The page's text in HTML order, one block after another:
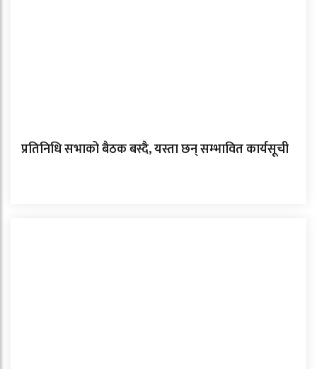
प्रतिनिधि सभाको बैठक बस्दै, यस्ता छन् सम्भावित कार्यसूची